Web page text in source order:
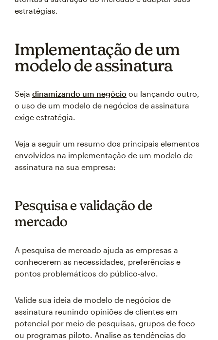
estratégias.
Implementação de um
modelo de assinatura
Seja dinamizando um negócio ou lançando outro,
o uso de um modelo de negócios de assinatura
exige estratégia.
Veja a seguir um resumo dos principais elementos
envolvidos na implementação de um modelo de
assinatura na sua empresa:
Pesquisa e validação de
mercado
A pesquisa de mercado ajuda as empresas a
conhecerem as necessidades, preferências e
pontos problemáticos do público-alvo.
Valide sua ideia de modelo de negócios de
assinatura reunindo opiniões de clientes em
potencial por meio de pesquisas, grupos de foco
ou programas piloto. Analise as tendências do